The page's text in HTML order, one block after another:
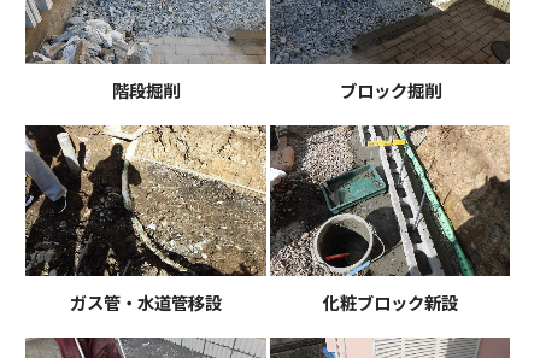
階段掘削 ブロック掘削
ガス管・水道管移設 化粧ブロック新設